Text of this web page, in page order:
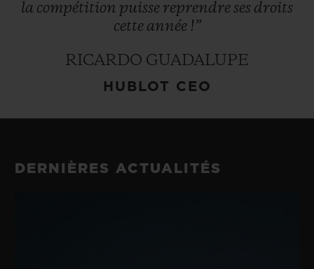
la compétition puisse reprendreses droits
cette année !”
RICARDO GUADALUPE
HUBLOT CEO
DERNIÈRES ACTUALITÉS